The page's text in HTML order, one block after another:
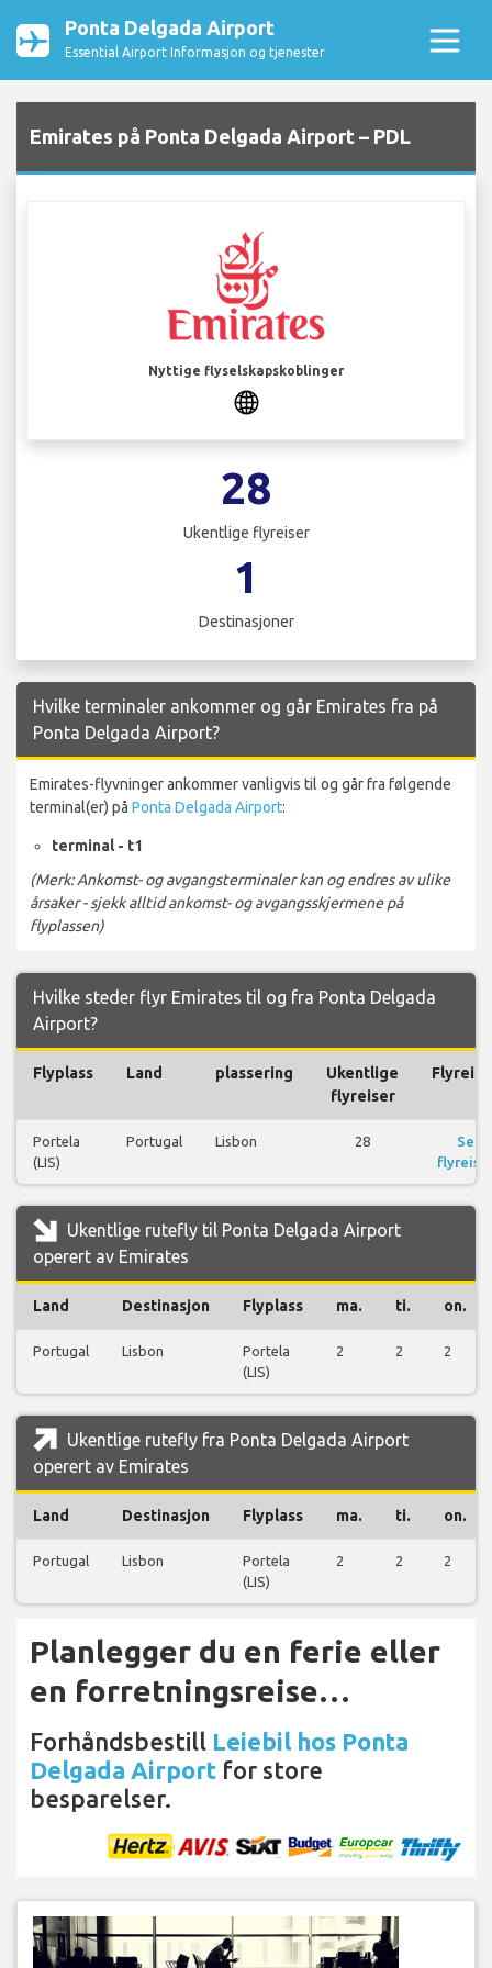
Ponta Delgada Airport
Essential Airport Informasjon og tjenester
Emirates på Ponta Delgada Airport – PDL
Nyttige flyselskapskoblinger
28
Ukentlige flyreiser
1
Destinasjoner
Hvilke terminaler ankommer og går Emirates fra på
Ponta Delgada Airport?
Emirates-flyvninger ankommer vanligvis til og går fra følgende
terminal(er) på Ponta Delgada Airport:
terminal - t1
(Merk: Ankomst- og avgangsterminaler kan og endres av ulike
årsaker - sjekk alltid ankomst- og avgangsskjermene på
flyplassen)
Hvilke steder flyr Emirates til og fra Ponta Delgada
Airport?
Flyplass Land plassering
Ukentlige
flyreiser
Portela
(LIS)
Portugal Lisbon 28
Se
Ukentlige rutefly til Ponta Delgada Airport
operert av Emirates
Land Destinasjon Flyplass ma. ti. on.
Portugal Lisbon
Portela
(LIS)
2 2 2
Ukentlige rutefly fra Ponta Delgada Airport
operert av Emirates
Land Destinasjon Flyplass ma. ti. on.
Portugal Lisbon
Portela
(LIS)
2 2 2
Planlegger du en ferie eller
en forretningsreise…
Forhåndsbestill Leiebil hos Ponta
Delgada Airport for store
besparelser.